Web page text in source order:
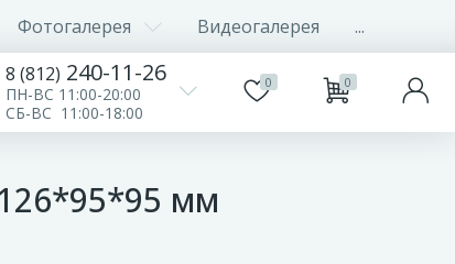
Фотогалерея Видеогалерея ...
8 (812) 240-11-26
ПН-ВС 11:00-20:00
СБ-ВС 11:00-18:00
0 0
мм